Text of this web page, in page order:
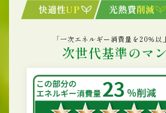
「一次エネルギー消費量を20％以
次世代基準のマ